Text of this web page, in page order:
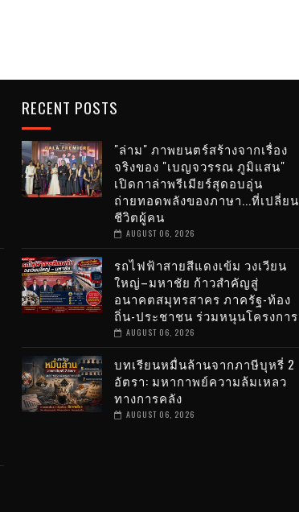
RECENT POSTS
"ล่าม" ภาพยนตร์สร้างจากเรื่อง
จริงของ "เบญจวรรณ ภูมิแสน"
เปิดกาล่าพรีเมียร์สุดอบอุ่น
ถ่ายทอดพลังของภาษา...ที่เปลี่ยน
ชีวิตผู้คน
AUGUST 06, 2026
รถไฟฟ้าสายสีแดงเข้ม วงเวียน
ใหญ่–มหาชัย ก้าวสำคัญสู่
อนาคตสมุทรสาคร ภาครัฐ-ท้อง
ถิ่น-ประชาชน ร่วมหนุนโครงการ
AUGUST 06, 2026
บทเรียนหมื่นล้านจากภาษีบุหรี่ 2
อัตรา: มหากาพย์ความล้มเหลว
ทางการคลัง
AUGUST 06, 2026